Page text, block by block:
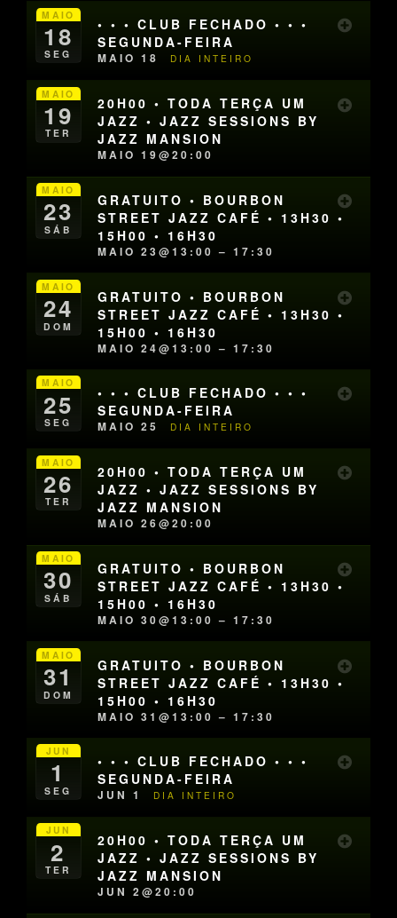
MAIO
18
SEG
• • • CLUB FECHADO • • •
SEGUNDA-FEIRA
MAIO 18 DIA INTEIRO
MAIO
19
TER
20H00 • TODA TERÇA UM
JAZZ • JAZZ SESSIONS BY
JAZZ MANSION
MAIO 19@20:00
MAIO
23
SÁB
GRATUITO • BOURBON
STREET JAZZ CAFÉ • 13H30 •
15H00 • 16H30
MAIO 23@13:00 – 17:30
MAIO
24
DOM
GRATUITO • BOURBON
STREET JAZZ CAFÉ • 13H30 •
15H00 • 16H30
MAIO 24@13:00 – 17:30
MAIO
25
SEG
• • • CLUB FECHADO • • •
SEGUNDA-FEIRA
MAIO 25 DIA INTEIRO
MAIO
26
TER
20H00 • TODA TERÇA UM
JAZZ • JAZZ SESSIONS BY
JAZZ MANSION
MAIO 26@20:00
MAIO
30
SÁB
GRATUITO • BOURBON
STREET JAZZ CAFÉ • 13H30 •
15H00 • 16H30
MAIO 30@13:00 – 17:30
MAIO
31
DOM
GRATUITO • BOURBON
STREET JAZZ CAFÉ • 13H30 •
15H00 • 16H30
MAIO 31@13:00 – 17:30
JUN
1
SEG
• • • CLUB FECHADO • • •
SEGUNDA-FEIRA
JUN 1 DIA INTEIRO
JUN
2
TER
20H00 • TODA TERÇA UM
JAZZ • JAZZ SESSIONS BY
JAZZ MANSION
JUN 2@20:00